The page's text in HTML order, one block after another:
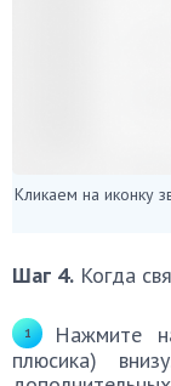
Кликаем на иконку
Шаг 4. Когда
Нажмите
плюсика)